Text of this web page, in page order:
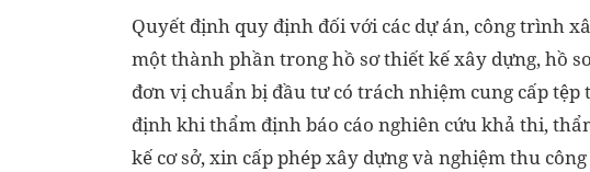
Quyết định quy định đối với các dự án, công trình
một thành phần trong hồ sơ thiết kế xây dựng, hồ
đơn vị chuẩn bị đầu tư có trách nhiệm cung cấp
định khi thẩm định báo cáo nghiên cứu khả thi,
kế cơ sở, xin cấp phép xây dựng và nghiệm thu